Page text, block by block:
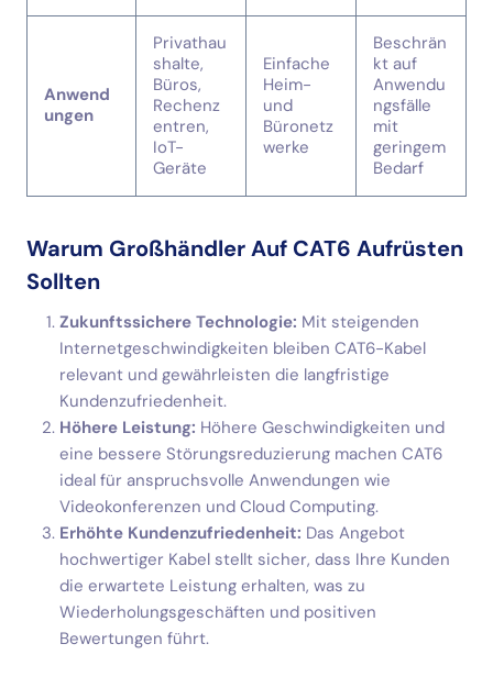
Anwend
ungen
Privathau
shalte,
Büros,
Rechenz
entren,
IoT-
Geräte
Einfache
Heim-
und
Büronetz
werke
Beschrän
kt auf
Anwendu
ngsfälle
mit
geringem
Bedarf
Warum Großhändler Auf CAT6 Aufrüsten
Sollten
Zukunftssichere Technologie: Mit steigenden
Internetgeschwindigkeiten bleiben CAT6-Kabel
relevant und gewährleisten die langfristige
Kundenzufriedenheit.
Höhere Leistung: Höhere Geschwindigkeiten und
eine bessere Störungsreduzierung machen CAT6
ideal für anspruchsvolle Anwendungen wie
Videokonferenzen und Cloud Computing.
Erhöhte Kundenzufriedenheit: Das Angebot
hochwertiger Kabel stellt sicher, dass Ihre Kunden
die erwartete Leistung erhalten, was zu
Wiederholungsgeschäften und positiven
Bewertungen führt.